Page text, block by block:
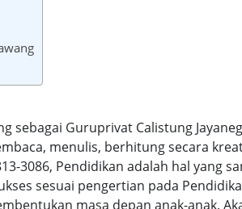
sebagai Guruprivat Calistung
menulis, berhitung secara
3086, Pendidikan adalah hal yang
sesuai pengertian pada
masa depan anak-anak.